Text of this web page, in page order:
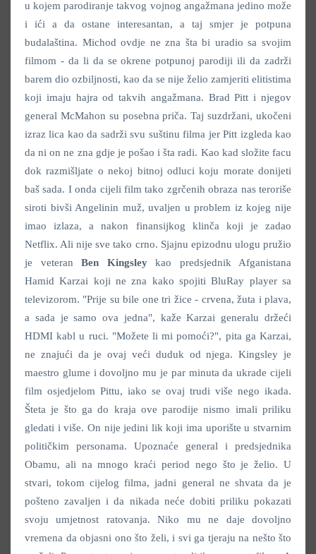
u kojem parodiranje takvog vojnog angažmana jedino može
i ići a da ostane interesantan, a taj smjer je potpuna
budalaština. Michod ovdje ne zna šta bi uradio sa svojim
filmom - da li da se okrene potpunoj parodiji ili da zadrži
barem dio ozbiljnosti, kao da se nije želio zamjeriti elitistima
koji imaju hajra od takvih angažmana. Brad Pitt i njegov
general McMahon su posebna priča. Taj suzdržani, ukočeni
izraz lica kao da sadrži svu suštinu filma jer Pitt izgleda kao
da ni on ne zna gdje je pošao i šta radi. Kao kad složite facu
dok razmišljate o nekoj bitnoj odluci koju morate donijeti
baš sada. I onda cijeli film tako zgrčenih obraza nas teroriše
siroti bivši Angelinin muž, uvaljen u problem iz kojeg nije
imao izlaza, a nakon finansijkog klinča koji je zadao
Netflix. Ali nije sve tako crno. Sjajnu epizodnu ulogu pružio
je veteran Ben Kingsleykao predsjednik Afganistana
Hamid Karzai koji ne zna kako spojiti BluRay player sa
televizorom. "Prije su bile one tri žice - crvena, žuta i plava,
a sada je samo ova jedna", kaže Karzai generalu držeći
HDMI kabl u ruci. "Možete li mi pomoći?", pita ga Karzai,
ne znajući da je ovaj veći duduk od njega. Kingsley je
maestro glume i dovoljno mu je par minuta da ukrade cijeli
film osjedjelom Pittu, iako se ovaj trudi više nego ikada.
Šteta je što ga do kraja ove parodije nismo imali priliku
gledati i više. On nije jedini lik koji ima uporište u stvarnim
političkim personama. Upoznaće general i predsjednika
Obamu, ali na mnogo kraći period nego što je želio. U
stvari, tokom cijelog filma, jadni general ne shvata da je
pošteno zavaljen i da nikada neće dobiti priliku pokazati
svoju umjetnost ratovanja. Niko mu ne daje dovoljno
vremena da objasni ono što želi, i svi ga tjeraju na nešto što